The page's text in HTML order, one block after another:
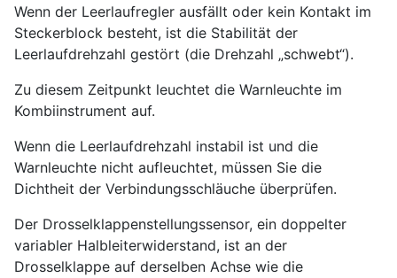
Wenn der Leerlaufregler ausfällt oder kein Kontakt im
Steckerblock besteht, ist die Stabilität der
Leerlaufdrehzahl gestört (die Drehzahl „schwebt“).
Zu diesem Zeitpunkt leuchtet die Warnleuchte im
Kombiinstrument auf.
Wenn die Leerlaufdrehzahl instabil ist und die
Warnleuchte nicht aufleuchtet, müssen Sie die
Dichtheit der Verbindungsschläuche überprüfen.
Der Drosselklappenstellungssensor, ein doppelter
variabler Halbleiterwiderstand, ist an der
Drosselklappe auf derselben Achse wie die